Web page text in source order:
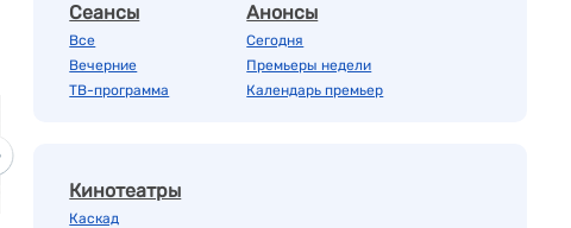
Сеансы
Все
Вечерние
ТВ-программа
Анонсы
Сегодня
Премьеры недели
Календарь премьер
Кинотеатры
Каскад